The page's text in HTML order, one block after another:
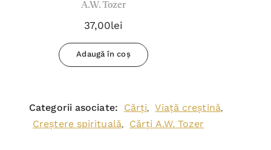
A.W. Tozer
37,00lei
Adaugă în coș
Categorii asociate: Cărți, Viață creștină,
Creștere spirituală, Cărți A.W. Tozer